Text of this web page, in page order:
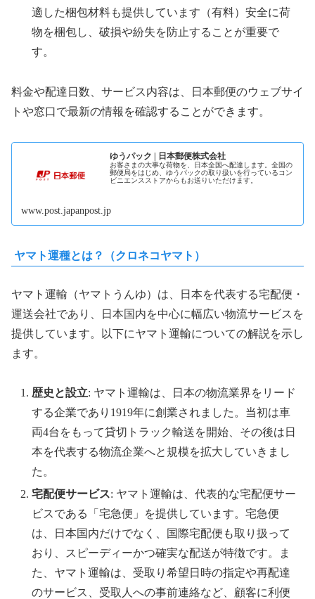
適した梱包材料も提供しています（有料）安全に荷
物を梱包し、破損や紛失を防止することが重要で
す。
料金や配達日数、サービス内容は、日本郵便のウェブサイ
トや窓口で最新の情報を確認することができます。
ゆうパック | 日本郵便株式会社
お客さまの大事な荷物を、日本全国へ配達します。全国の
郵便局をはじめ、ゆうパックの取り扱いを行っているコン
ビニエンスストアからもお送りいただけます。
www.post.japanpost.jp
ヤマト運種とは？（クロネコヤマト）
ヤマト運輸（ヤマトうんゆ）は、日本を代表する宅配便・
運送会社であり、日本国内を中心に幅広い物流サービスを
提供しています。以下にヤマト運輸についての解説を示し
ます。
歴史と設立: ヤマト運輸は、日本の物流業界をリード
する企業であり1919年に創業されました。当初は車
両4台をもって貸切トラック輸送を開始、その後は日
本を代表する物流企業へと規模を拡大していきまし
た。
宅配便サービス: ヤマト運輸は、代表的な宅配便サー
ビスである「宅急便」を提供しています。宅急便
は、日本国内だけでなく、国際宅配便も取り扱って
おり、スピーディーかつ確実な配送が特徴です。ま
た、ヤマト運輸は、受取り希望日時の指定や再配達
のサービス、受取人への事前連絡など、顧客に利便